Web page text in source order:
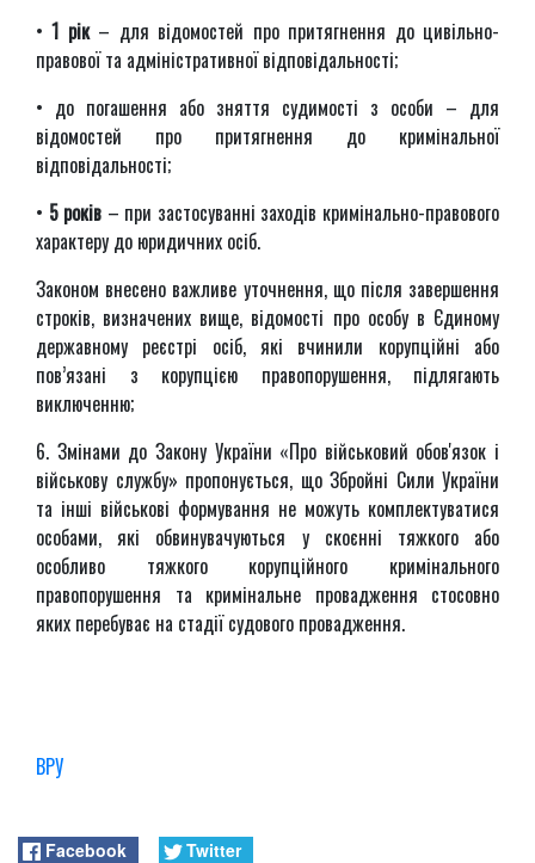
•1 рік– для відомостей про притягнення до цивільно-
правової та адміністративної відповідальності;
• до погашення або зняття судимості з особи – для
відомостей про притягнення до кримінальної
відповідальності;
• 5 років – при застосуванні заходів кримінально-правового
характеру до юридичних осіб.
Законом внесено важливе уточнення, що після завершення
строків, визначених вище, відомості про особу в Єдиному
державному реєстрі осіб, які вчинили корупційні або
пов’язані з корупцією правопорушення, підлягають
виключенню;
6. Змінами до Закону України «Про військовий обов'язок і
військову службу» пропонується, що Збройні Сили України
та інші військові формування не можуть комплектуватися
особами, які обвинувачуються у скоєнні тяжкого або
особливо тяжкого корупційного кримінального
правопорушення та кримінальне провадження стосовно
яких перебуває на стадії судового провадження.
ВРУ
Facebook Twitter